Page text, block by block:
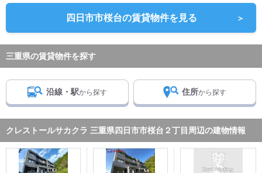
四日市市桜台の賃貸物件を見る ＞
三重県の賃貸物件を探す
沿線・駅から探す 住所から探す
クレストールサカクラ 三重県四日市市桜台２丁目周辺の建物情報